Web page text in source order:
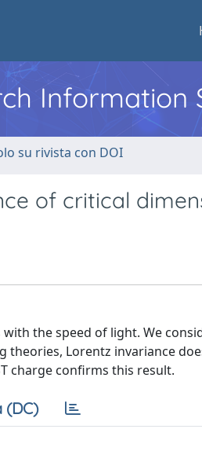
Information
su rivista con DOI
of critical
the speed of light. We
Lorentz invariance
charge confirms this result.
(DC)